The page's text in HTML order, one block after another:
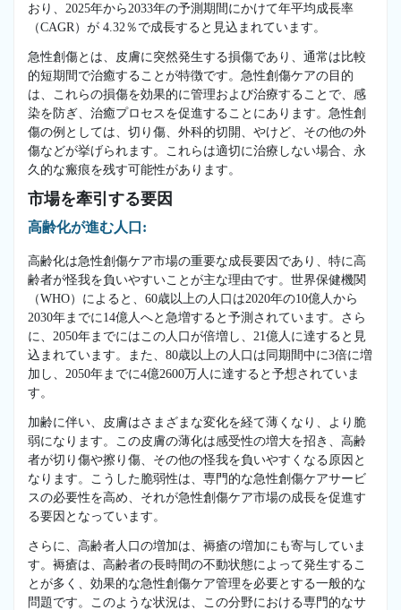
おり、2025年から2033年の予測期間にかけて年平均成長率
（CAGR）が 4.32％で成長すると見込まれています。
急性創傷とは、皮膚に突然発生する損傷であり、通常は比較
的短期間で治癒することが特徴です。急性創傷ケアの目的
は、これらの損傷を効果的に管理および治療することで、感
染を防ぎ、治癒プロセスを促進することにあります。急性創
傷の例としては、切り傷、外科的切開、やけど、その他の外
傷などが挙げられます。これらは適切に治療しない場合、永
久的な瘢痕を残す可能性があります。
市場を牽引する要因
高齢化が進む人口:
高齢化は急性創傷ケア市場の重要な成長要因であり、特に高
齢者が怪我を負いやすいことが主な理由です。世界保健機関
（WHO）によると、60歳以上の人口は2020年の10億人から
2030年までに14億人へと急増すると予測されています。さら
に、2050年までにはこの人口が倍増し、21億人に達すると見
込まれています。また、80歳以上の人口は同期間中に3倍に増
加し、2050年までに4億2600万人に達すると予想されていま
す。
加齢に伴い、皮膚はさまざまな変化を経て薄くなり、より脆
弱になります。この皮膚の薄化は感受性の増大を招き、高齢
者が切り傷や擦り傷、その他の怪我を負いやすくなる原因と
なります。こうした脆弱性は、専門的な急性創傷ケアサービ
スの必要性を高め、それが急性創傷ケア市場の成長を促進す
る要因となっています。
さらに、高齢者人口の増加は、褥瘡の増加にも寄与していま
す。褥瘡は、高齢者の長時間の不動状態によって発生するこ
とが多く、効果的な急性創傷ケア管理を必要とする一般的な
問題です。このような状況は、この分野における専門的なサ